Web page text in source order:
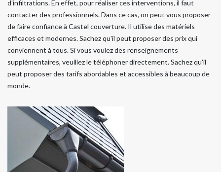
d'infiltrations. En effet, pour réaliser ces interventions, il faut
contacter des professionnels. Dans ce cas, on peut vous proposer
de faire confiance à Castel couverture. Il utilise des matériels
efficaces et modernes. Sachez qu'il peut proposer des prix qui
conviennent à tous. Si vous voulez des renseignements
supplémentaires, veuillez le téléphoner directement. Sachez qu'il
peut proposer des tarifs abordables et accessibles à beaucoup de
monde.